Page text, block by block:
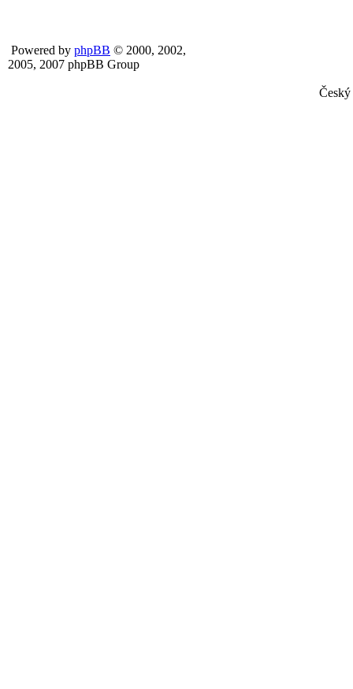
Powered by phpBB © 2000, 2002,
2005, 2007 phpBB Group